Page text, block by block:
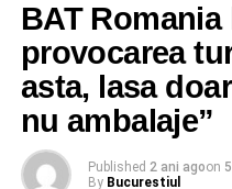
BAT Romania
provocarea
asta, lasa
nu ambalaje”
Published 2 ani agoon
By Bucurestiul